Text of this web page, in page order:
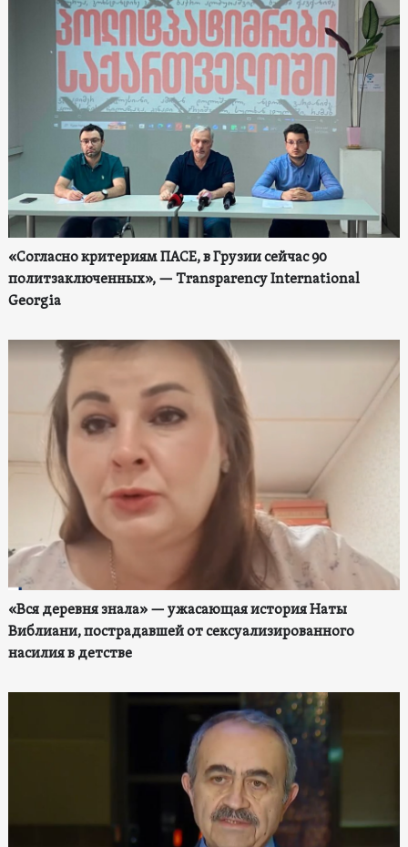
«Согласно критериям ПАСЕ, в Грузии сейчас 90
политзаключенных», — Transparency International
Georgia
«Вся деревня знала» — ужасающая история Наты
Виблиани, пострадавшей от сексуализированного
насилия в детстве